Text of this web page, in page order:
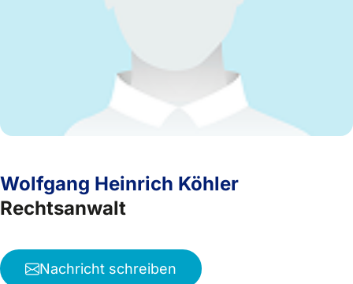
Wolfgang Heinrich Köhler
Rechtsanwalt
Nachricht schreiben